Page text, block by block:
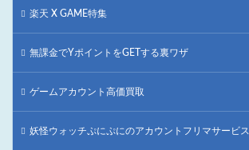
楽天 X GAME特集
無課金でYポイントをGETする裏ワザ
ゲームアカウント高価買取
妖怪ウォッチぷにぷにのアカウントフリマサービス